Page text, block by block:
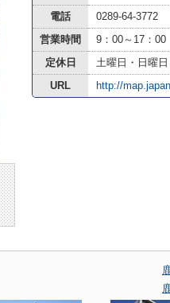
電話
0289-64-3772
営業時間
9：00～17：00
定休日
土曜日・日曜日
URL
http://